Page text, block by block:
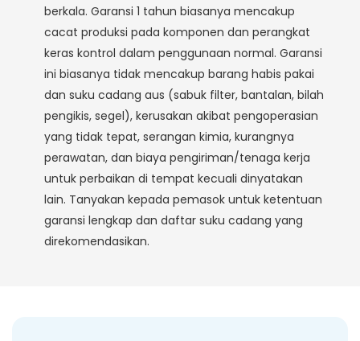
berkala. Garansi 1 tahun biasanya mencakup
cacat produksi pada komponen dan perangkat
keras kontrol dalam penggunaan normal. Garansi
ini biasanya tidak mencakup barang habis pakai
dan suku cadang aus (sabuk filter, bantalan, bilah
pengikis, segel), kerusakan akibat pengoperasian
yang tidak tepat, serangan kimia, kurangnya
perawatan, dan biaya pengiriman/tenaga kerja
untuk perbaikan di tempat kecuali dinyatakan
lain. Tanyakan kepada pemasok untuk ketentuan
garansi lengkap dan daftar suku cadang yang
direkomendasikan.